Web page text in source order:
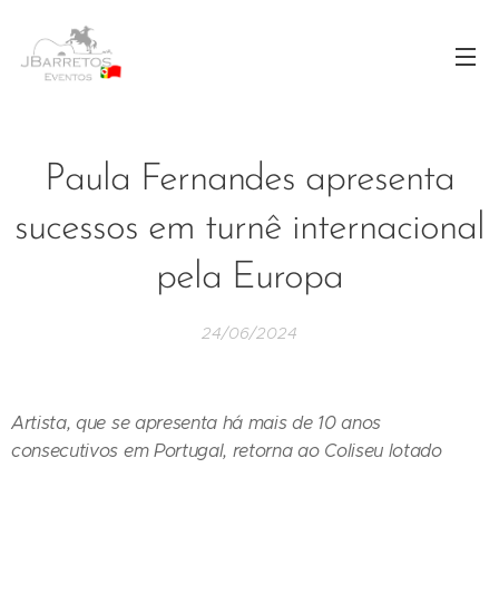
Paula Fernandes apresenta
sucessos em turnê internacional
pela Europa
24/06/2024
Artista, que se apresenta há mais de 10 anos
consecutivos em Portugal, retorna ao Coliseu lotado